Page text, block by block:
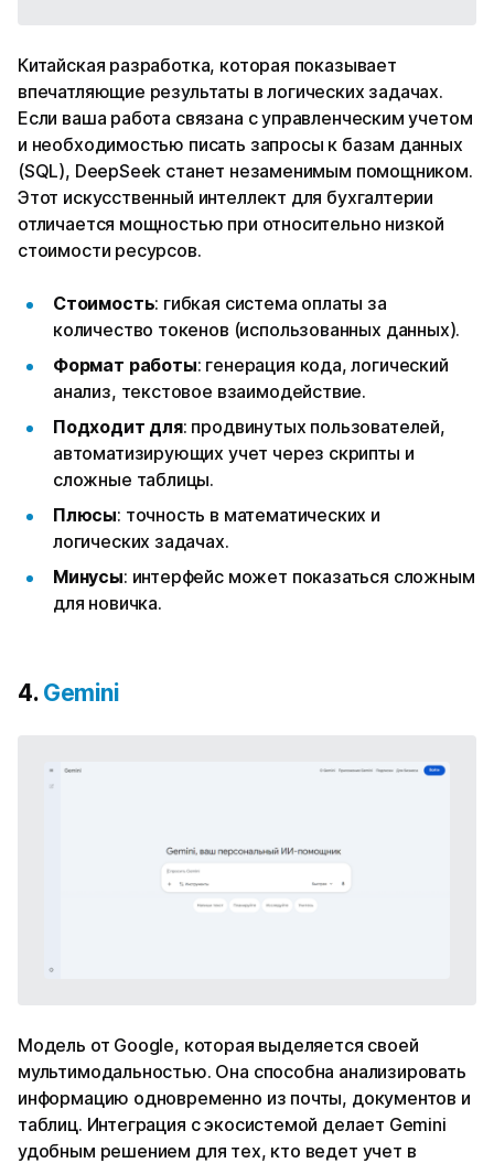
Китайская разработка, которая показывает
впечатляющие результаты в логических задачах.
Если ваша работа связана с управленческим учетом
и необходимостью писать запросы к базам данных
(SQL), DeepSeek станет незаменимым помощником.
Этот искусственный интеллект для бухгалтерии
отличается мощностью при относительно низкой
стоимости ресурсов.
Стоимость: гибкая система оплаты за
количество токенов (использованных данных).
Формат работы: генерация кода, логический
анализ, текстовое взаимодействие.
Подходит для: продвинутых пользователей,
автоматизирующих учет через скрипты и
сложные таблицы.
Плюсы: точность в математических и
логических задачах.
Минусы: интерфейс может показаться сложным
для новичка.
4. Gemini
Модель от Google, которая выделяется своей
мультимодальностью. Она способна анализировать
информацию одновременно из почты, документов и
таблиц. Интеграция с экосистемой делает Gemini
удобным решением для тех, кто ведет учет в